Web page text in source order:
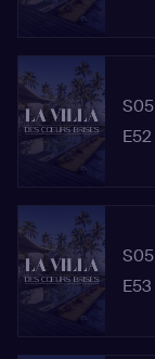
S05
E52
S05
E53